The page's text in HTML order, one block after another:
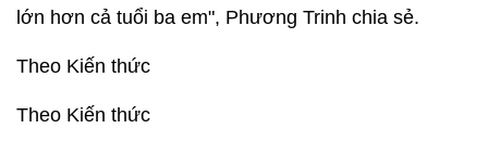
lớn hơn cả tuổi ba em", Phương Trinh chia sẻ.
Theo Kiến thức
Theo Kiến thức